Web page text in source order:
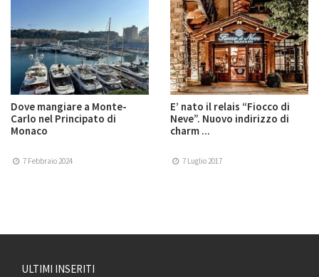
Dove mangiare a Monte-
Carlo nel Principato di
Monaco
7 Febbraio 2024
E’ nato il relais “Fiocco di
Neve”. Nuovo indirizzo di
charm ...
7 Luglio 2017
ULTIMI INSERITI